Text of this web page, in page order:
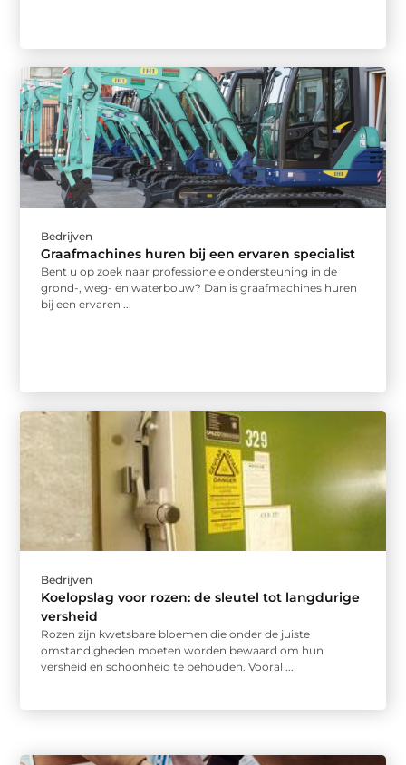
Bedrijven
Graafmachines huren bij een ervaren specialist
Bent u op zoek naar professionele ondersteuning in de
grond-, weg- en waterbouw? Dan is graafmachines huren
bij een ervaren ...
Bedrijven
Koelopslag voor rozen: de sleutel tot langdurige
versheid
Rozen zijn kwetsbare bloemen die onder de juiste
omstandigheden moeten worden bewaard om hun
versheid en schoonheid te behouden. Vooral ...